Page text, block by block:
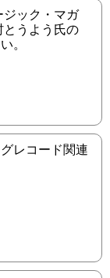
ジック・マガ
とうよう氏の
。
レコード関連